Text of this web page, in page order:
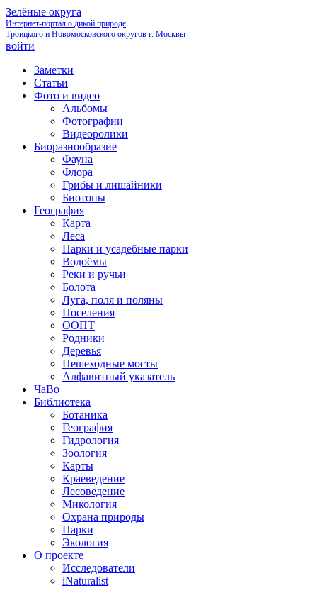
Зелёные округа
Интернет-портал о дикой природе
Троицкого и Новомосковского округов г. Москвы
войти
Заметки
Статьи
Фото и видео
Альбомы
Фотографии
Видеоролики
Биоразнообразие
Фауна
Флора
Грибы и лишайники
Биотопы
География
Карта
Леса
Парки и усадебные парки
Водоёмы
Реки и ручьи
Болота
Луга, поля и поляны
Поселения
ООПТ
Родники
Деревья
Пешеходные мосты
Алфавитный указатель
ЧаВо
Библиотека
Ботаника
География
Гидрология
Зоология
Карты
Краеведение
Лесоведение
Микология
Охрана природы
Парки
Экология
О проекте
Исследователи
iNaturalist